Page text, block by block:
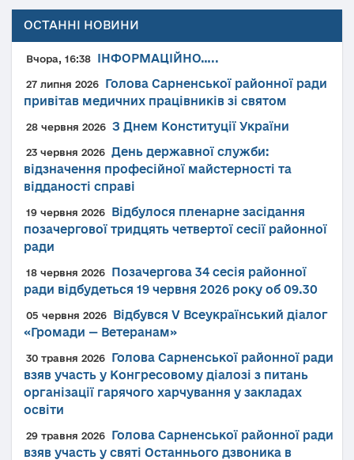
ОСТАННІ НОВИНИ
Вчора, 16:38 ІНФОРМАЦІЙНО…..
27 липня 2026
Голова Сарненської районної ради
привітав медичних працівників зі святом
28 червня 2026 З Днем Конституції України
23 червня 2026 День державної служби:
відзначення професійної майстерності та
відданості справі
19 червня 2026
Відбулося пленарне засідання
позачергової тридцять четвертої сесії районної
ради
18 червня 2026
Позачергова 34 сесія районної
ради відбудеться 19 червня 2026 року об 09.30
05 червня 2026
Відбувся V Всеукраїнський діалог
«Громади — Ветеранам»
30 травня 2026
Голова Сарненської районної ради
взяв участь у Конгресовому діалозі з питань
організації гарячого харчування у закладах
освіти
29 травня 2026
Голова Сарненської районної ради
взяв участь у святі Останнього дзвоника в